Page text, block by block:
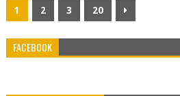
1 2 3 20
FACEBOOK